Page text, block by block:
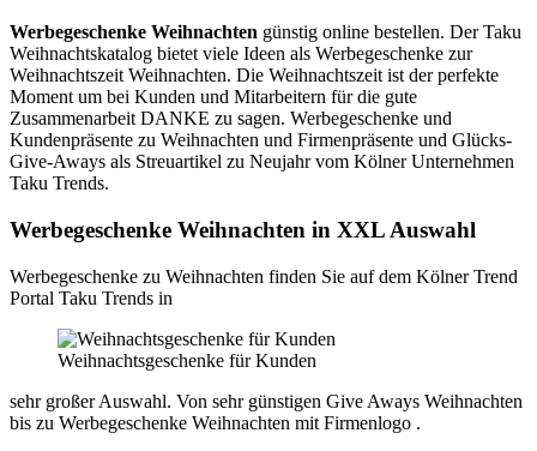
Werbegeschenke Weihnachten günstig online bestellen. Der Taku
Weihnachtskatalog bietet viele Ideen als Werbegeschenke zur
Weihnachtszeit Weihnachten. Die Weihnachtszeit ist der perfekte
Moment um bei Kunden und Mitarbeitern für die gute
Zusammenarbeit DANKE zu sagen. Werbegeschenke und
Kundenpräsente zu Weihnachten und Firmenpräsente und Glücks-
Give-Aways als Streuartikel zu Neujahr vom Kölner Unternehmen
Taku Trends.
Werbegeschenke Weihnachten in XXL Auswahl
Werbegeschenke zu Weihnachten finden Sie auf dem Kölner Trend
Portal Taku Trends in
Weihnachtsgeschenke für Kunden
sehr großer Auswahl. Von sehr günstigen Give Aways Weihnachten
bis zu Werbegeschenke Weihnachten mit Firmenlogo .